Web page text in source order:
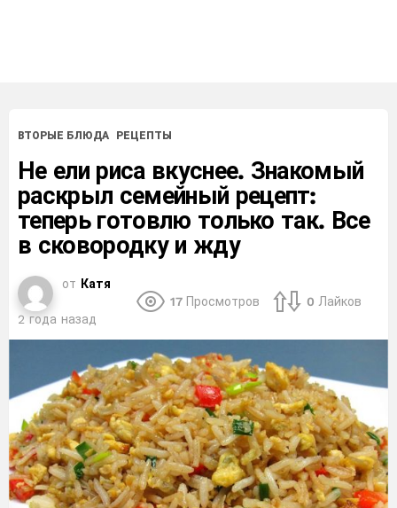
ВТОРЫЕ БЛЮДА РЕЦЕПТЫ
Не ели риса вкуснее. Знакомый
раскрыл семейный рецепт:
теперь готовлю только так. Все
в сковородку и жду
от Катя
2 года назад
17 Просмотров 0 Лайков